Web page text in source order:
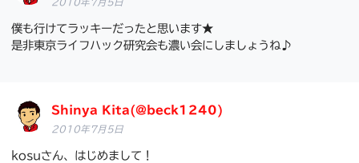
2010年7月5日
僕も行けてラッキーだったと思います★
是非東京ライフハック研究会も濃い会にしましょうね♪
Shinya Kita(@beck1240)
2010年7月5日
kosuさん、はじめまして！